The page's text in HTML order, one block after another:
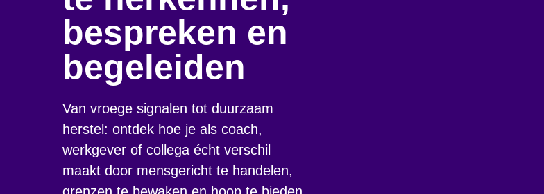
bespreken en
begeleiden
Van vroege signalen tot duurzaam
herstel: ontdek hoe je als coach,
werkgever of collega écht verschil
maakt door mensgericht te handelen,